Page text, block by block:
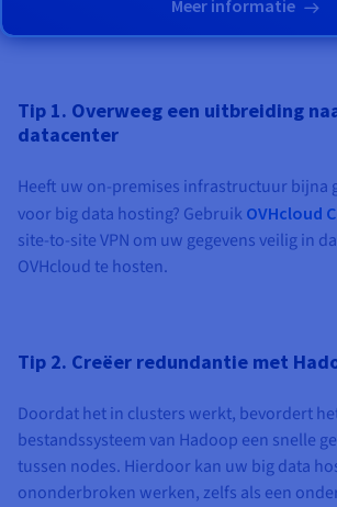
Meer informatie
Tip 1. Overweeg een uitbreiding
datacenter
Heeft uw on-premises infrastructuur bijna
voor big data hosting? Gebruik OVHcloud
site-to-site VPN om uw gegevens veilig in
OVHcloud te hosten.
Tip 2. Creëer redundantie met
Doordat het in clusters werkt, bevordert
bestandssysteem van Hadoop een snelle
tussen nodes. Hierdoor kan uw big data
ononderbroken werken, zelfs als een